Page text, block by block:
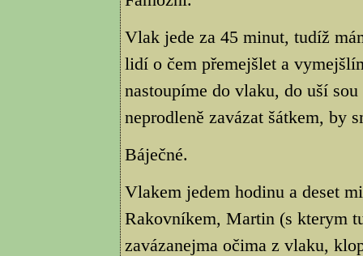
Vlak jede za 45 minut, tudíž
lidí o čem přemejšlet a
nastoupíme do vlaku, do uší
neprodleně zavázat šátkem, by
Báječné.
Vlakem jedem hodinu a deset
Rakovníkem, Martin (s kterym
zavázanejma očima z vlaku,